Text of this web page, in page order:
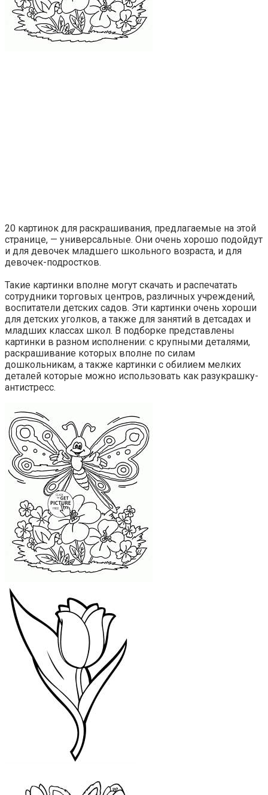
20 картинок для раскрашивания, предлагаемые на этой
странице, — универсальные. Они очень хорошо подойдут
и для девочек младшего школьного возраста, и для
девочек-подростков.
Такие картинки вполне могут скачать и распечатать
сотрудники торговых центров, различных учреждений,
воспитатели детских садов. Эти картинки очень хороши
для детских уголков, а также для занятий в детсадах и
младших классах школ. В подборке представлены
картинки в разном исполнении: с крупными деталями,
раскрашивание которых вполне по силам
дошкольникам, а также картинки с обилием мелких
деталей которые можно использовать как разукрашку-
антистресс.